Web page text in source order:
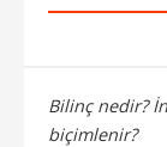
Bilinç nedir?
biçimlenir?